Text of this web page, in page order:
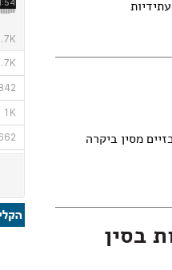
מסין ביקרה
בסין